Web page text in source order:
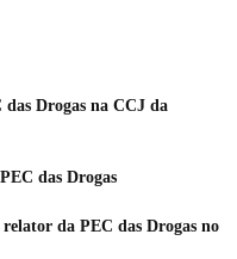
Drogas na CCJ da
das Drogas
relator da PEC das Drogas no